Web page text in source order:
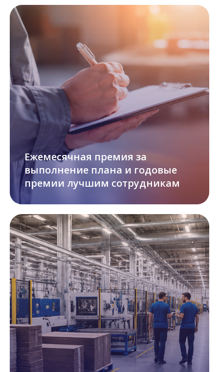
Ежемесячная премия за
выполнение плана и годовые
премии лучшим сотрудникам